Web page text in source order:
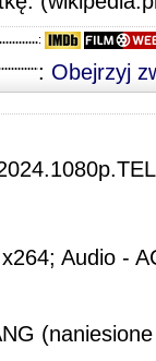
:
: Obejrzyj
Audio -